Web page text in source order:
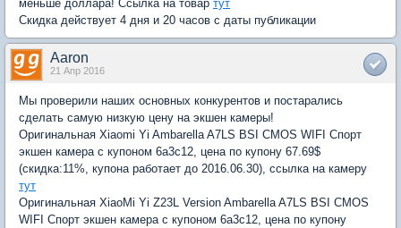
меньше доллара! Ссылка на товар тут
Скидка действует 4 дня и 20 часов с даты публикации
Aaron
21 Апр 2016
Мы проверили наших основных конкурентов и постарались
сделать самую низкую цену на экшен камеры!
Оригинальная Xiaomi Yi Ambarella A7LS BSI CMOS WIFI Спорт
экшен камера с купоном 6a3c12, цена по купону 67.69$
(скидка:11%, купона работает до 2016.06.30), ссылка на камеру
тут
Оригинальная XiaoMi Yi Z23L Version Ambarella A7LS BSI CMOS
WIFI Спорт экшен камера с купоном 6a3c12, цена по купону